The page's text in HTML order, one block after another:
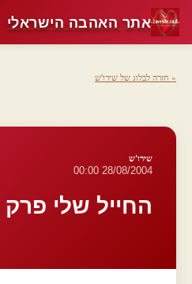
« חזרה לבלוג של שירו'ש
שירו'ש
28/08/2004 00:00
החייל שלי
אתר האהבה הישראלי